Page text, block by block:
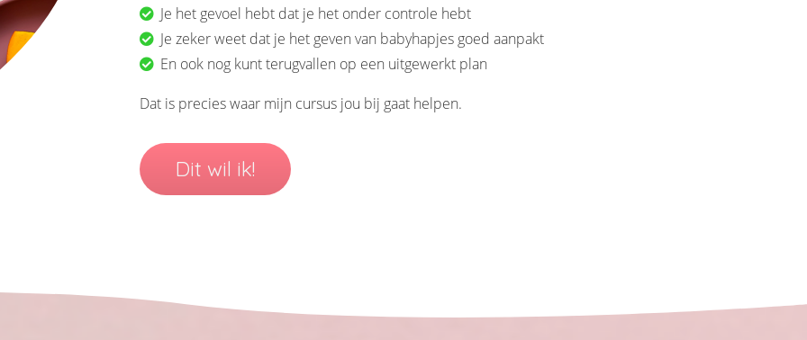
Je het gevoel hebt dat je het onder controle hebt
Je zeker weet dat je het geven van babyhapjes goed aanpakt
En ook nog kunt terugvallen op een uitgewerkt plan
Dat is precies waar mijn cursus jou bij gaat helpen.
Dit wil ik!